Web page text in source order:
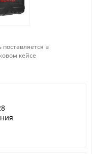
в
кейсе